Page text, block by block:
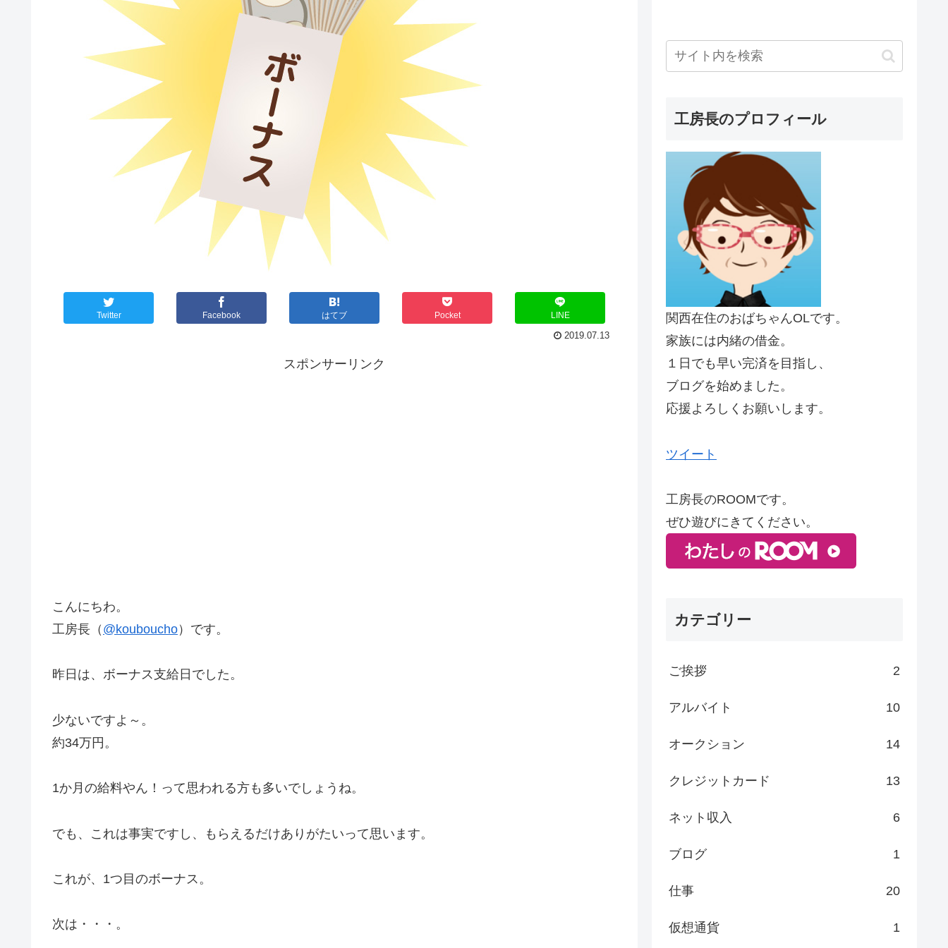
Twitter Facebook はてブ Pocket LINE
2019.07.13
スポンサーリンク
こんにちわ。
工房長（ @kouboucho）です。
昨日は、ボーナス支給日でした。
少ないですよ～。
約34万円。
1か月の給料やん！って思われる方も多いでしょうね。
でも、これは事実ですし、もらえるだけありがたいって思います。
これが、1つ目のボーナス。
次は・・・。
工房長のプロフィール
関西在住のおばちゃんOLです。
家族には内緒の借金。
１日でも早い完済を目指し、
ブログを始めました。
応援よろしくお願いします。
ツイート
工房長のROOMです。
ぜひ遊びにきてください。
カテゴリー
ご挨拶 2
アルバイト 10
オークション 14
クレジットカード 13
ネット収入 6
ブログ 1
仕事 20
仮想通貨 1